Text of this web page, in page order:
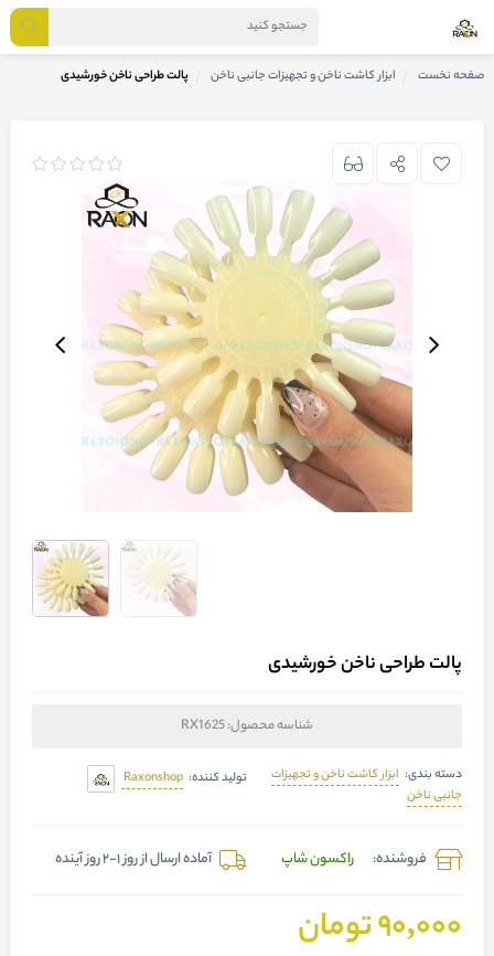
صفحه نخست ابزار کاشت ناخن و تجهیزات جانبی ناخن پالت طراحی ناخن خورشیدی
پالت طراحی ناخن خورشیدی
شناسه محصول:RX1625
دسته بندی: ابزار کاشت ناخن و تجهیزات
جانبی ناخن
تولید کننده: Raxonshop
فروشنده: راکسون شاپ آماده ارسال از روز 1-2 روز آینده
90,000 تومان